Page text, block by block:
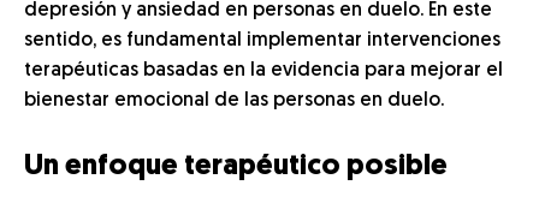
depresión y ansiedad en personas en duelo. En este
sentido, es fundamental implementar intervenciones
terapéuticas basadas en la evidencia para mejorar el
bienestar emocional de las personas en duelo.
Un enfoque terapéutico posible